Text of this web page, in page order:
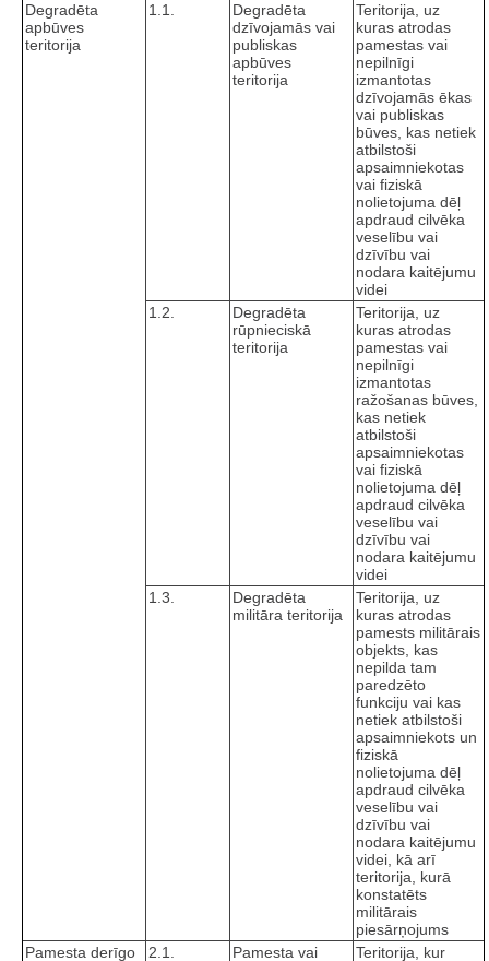
Degradēta
apbūves
teritorija
1.1.
Degradēta
dzīvojamās vai
publiskas
apbūves
teritorija
Teritorija, uz
kuras atrodas
pamestas vai
nepilnīgi
izmantotas
dzīvojamās ēkas
vai publiskas
būves, kas netiek
atbilstoši
apsaimniekotas
vai fiziskā
nolietojuma dēļ
apdraud cilvēka
veselību vai
dzīvību vai
nodara kaitējumu
videi
1.2.
Degradēta
rūpnieciskā
teritorija
Teritorija, uz
kuras atrodas
pamestas vai
nepilnīgi
izmantotas
ražošanas būves,
kas netiek
atbilstoši
apsaimniekotas
vai fiziskā
nolietojuma dēļ
apdraud cilvēka
veselību vai
dzīvību vai
nodara kaitējumu
videi
1.3.
Degradēta
militāra teritorija
Teritorija, uz
kuras atrodas
pamests militārais
objekts, kas
nepilda tam
paredzēto
funkciju vai kas
netiek atbilstoši
apsaimniekots un
fiziskā
nolietojuma dēļ
apdraud cilvēka
veselību vai
dzīvību vai
nodara kaitējumu
videi, kā arī
teritorija, kurā
konstatēts
militārais
piesārņojums
Pamesta derīgo
2.1.
Pamesta vai
Teritorija, kur